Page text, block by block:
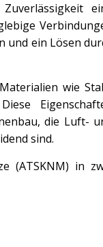
und ein Lösen
wie
die Luft-
sind.
(ATSKNM) in